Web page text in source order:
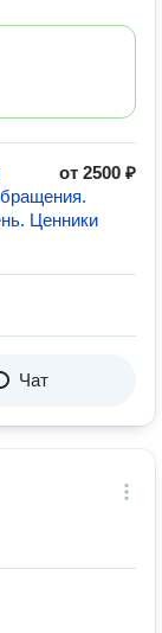
от 2500 ₽
Ценники
Чат